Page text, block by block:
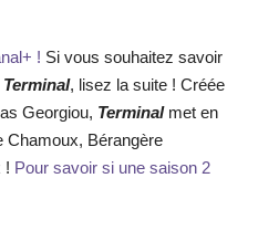
! Si vous souhaitez savoir
, lisez la suite ! Créée
Georgiou, Terminalmet en
Chamoux, Bérangère
! Pour savoir si une saison 2